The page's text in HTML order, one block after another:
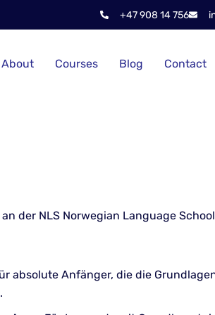
+47 908 14 756
About Courses Blog Contact
der NLS Norwegian Language School
absolute Anfänger, die die